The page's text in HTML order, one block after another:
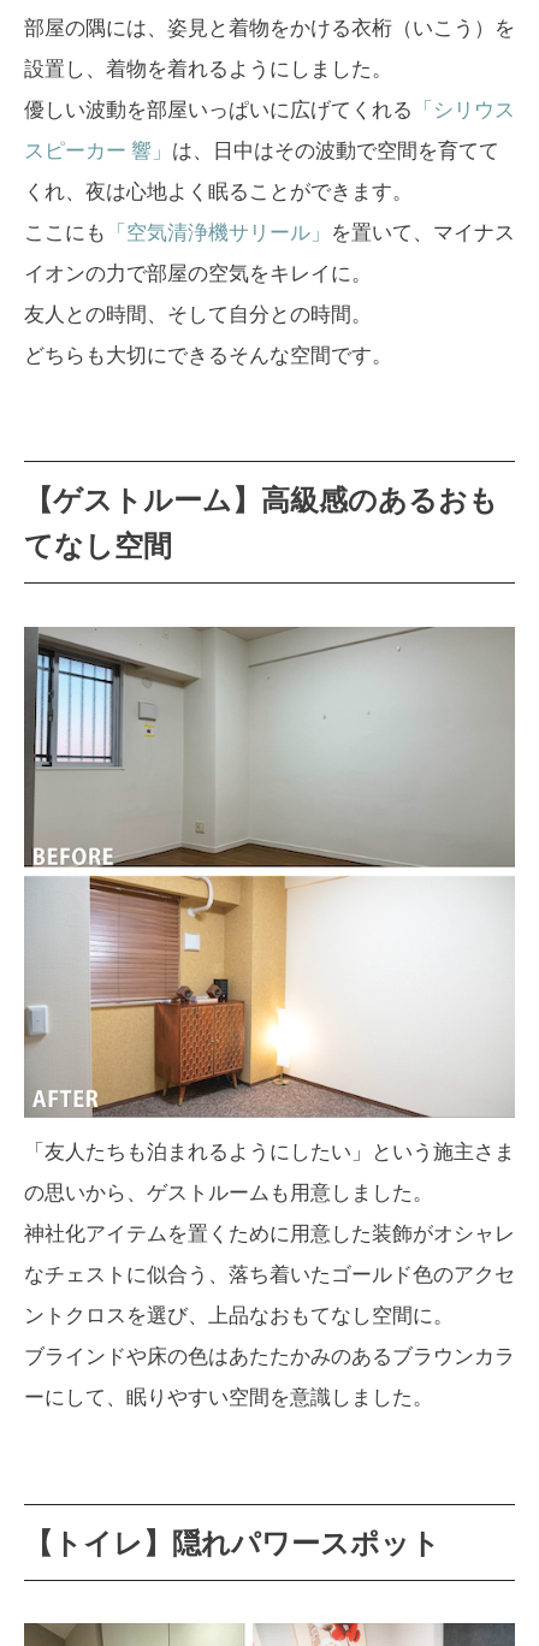
部屋の隅には、姿見と着物をかける衣桁（いこう）を
設置し、着物を着れるようにしました。
優しい波動を部屋いっぱいに広げてくれる 「シリウス
スピーカー 響」 は、日中はその波動で空間を育てて
くれ、夜は心地よく眠ることができます。
ここにも 「空気清浄機サリール」 を置いて、マイナス
イオンの力で部屋の空気をキレイに。
友人との時間、そして自分との時間。
どちらも大切にできるそんな空間です。
【ゲストルーム】高級感のあるおも
てなし空間
「友人たちも泊まれるようにしたい」という施主さま
の思いから、ゲストルームも用意しました。
神社化アイテムを置くために用意した装飾がオシャレ
なチェストに似合う、落ち着いたゴールド色のアクセ
ントクロスを選び、上品なおもてなし空間に。
ブラインドや床の色はあたたかみのあるブラウンカラ
ーにして、眠りやすい空間を意識しました。
【トイレ】隠れパワースポット